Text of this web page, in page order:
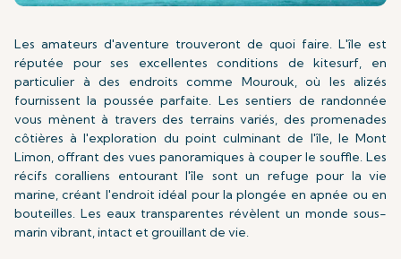
Les amateurs d'aventure trouveront de quoi faire. L'île est
réputée pour ses excellentes conditions de kitesurf, en
particulier à des endroits comme Mourouk, où les alizés
fournissent la poussée parfaite. Les sentiers de randonnée
vous mènent à travers des terrains variés, des promenades
côtières à l'exploration du point culminant de l'île, le Mont
Limon, offrant des vues panoramiques à couper le souffle. Les
récifs coralliens entourant l'île sont un refuge pour la vie
marine, créant l'endroit idéal pour la plongée en apnée ou en
bouteilles. Les eaux transparentes révèlent un monde sous-
marin vibrant, intact et grouillant de vie.